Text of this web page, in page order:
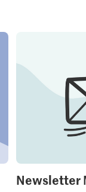
Newsletter